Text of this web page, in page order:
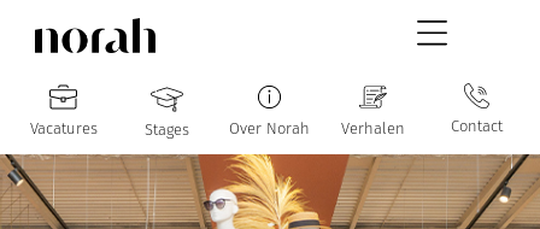
Vacatures Stages Over Norah Verhalen Contact